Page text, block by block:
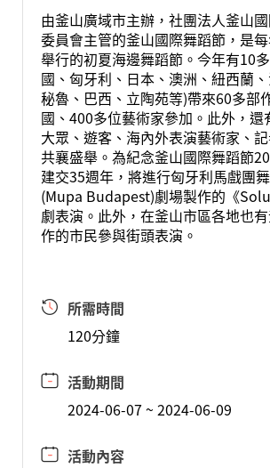
由釜山廣域市主辦，社團法人釜山
委員會主管的釜山國際舞蹈節，是
舉行的初夏海邊舞蹈節。今年有10
國、匈牙利、日本、澳洲、紐西蘭
秘魯、巴西、立陶苑等)帶來60多部
國、400多位藝術家參加。此外，還
大眾、遊客、海內外表演藝術家、
共襄盛舉。為紀念釜山國際舞蹈節
建交35週年，將進行匈牙利馬戲團
(Mupa Budapest)劇場製作的《
劇表演。此外，在釜山市區各地也
作的市民參與街頭表演。
所需時間
120分鐘
活動期間
2024-06-07 ~ 2024-06-09
活動內容